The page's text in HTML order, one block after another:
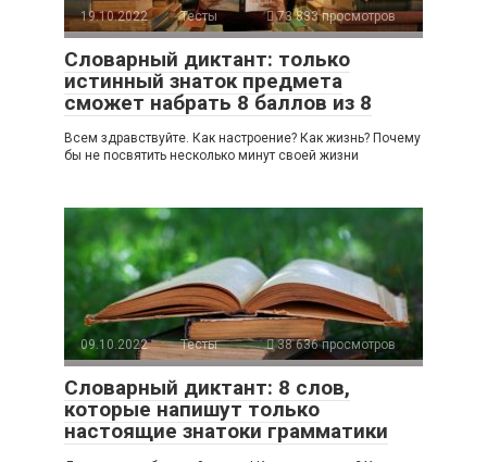
19.10.2022 Тесты 73 833 просмотров
Словарный диктант: только
истинный знаток предмета
сможет набрать 8 баллов из 8
Всем здравствуйте. Как настроение? Как жизнь? Почему
бы не посвятить несколько минут своей жизни
09.10.2022 Тесты 38 636 просмотров
Словарный диктант: 8 слов,
которые напишут только
настоящие знатоки грамматики